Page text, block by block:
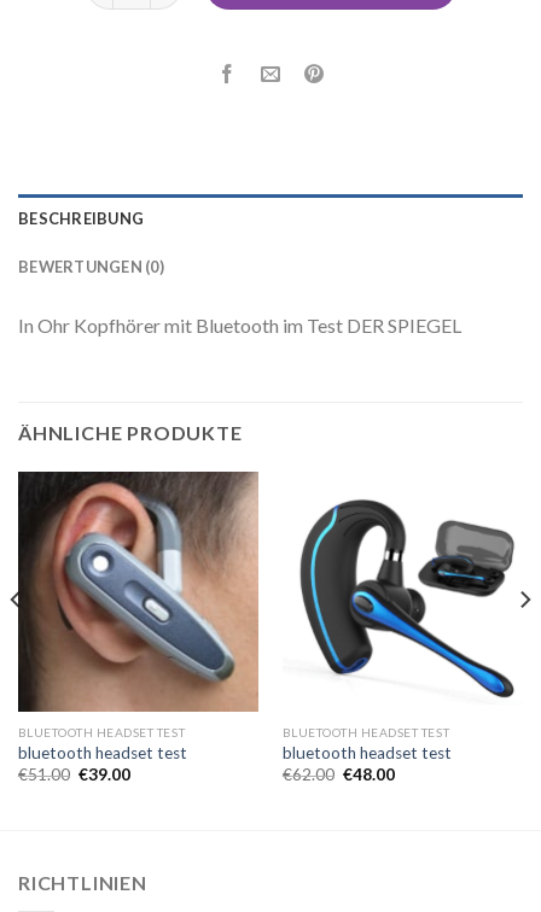
BESCHREIBUNG
BEWERTUNGEN (0)
In Ohr Kopfhörer mit Bluetooth im Test DER SPIEGEL
ÄHNLICHE PRODUKTE
BLUETOOTH HEADSET TEST
bluetooth headset test
€51.00 €39.00
BLUETOOTH HEADSET TEST
bluetooth headset test
€62.00 €48.00
RICHTLINIEN